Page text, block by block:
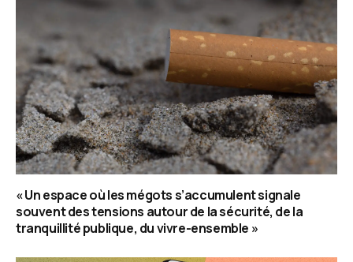
« Un espace où les mégots s’accumulent signale
souvent des tensions autour de la sécurité, de la
tranquillité publique, du vivre-ensemble »